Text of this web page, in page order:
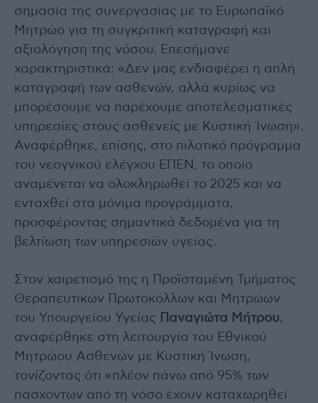
σημασία της συνεργασίας με το Ευρωπαϊκό
Μητρώο για τη συγκριτική καταγραφή και
αξιολόγηση της νόσου. Επεσήμανε
χαρακτηριστικά: «Δεν μας ενδιαφέρει η απλή
καταγραφή των ασθενών, αλλά κυρίως να
μπορέσουμε να παρέχουμε αποτελεσματικές
υπηρεσίες στους ασθενείς με Κυστική Ίνωση».
Αναφέρθηκε, επίσης, στο πιλοτικό πρόγραμμα
του νεογνικού ελέγχου ΕΠΕΝ, το οποίο
αναμένεται να ολοκληρωθεί το 2025 και να
ενταχθεί στα μόνιμα προγράμματα,
προσφέροντας σημαντικά δεδομένα για τη
βελτίωση των υπηρεσιών υγείας.
Στον χαιρετισμό της η Προϊσταμένη Τμήματος
Θεραπευτικών Πρωτοκόλλων και Μητρώων
του Υπουργείου Υγείας
Παναγιώτα Μήτρου,
αναφέρθηκε στη λειτουργία του Εθνικού
Μητρώου Ασθενών με Κυστική Ίνωση,
τονίζοντας ότι «πλέον πάνω από 95% των
πασχόντων από τη νόσο έχουν καταχωρηθεί